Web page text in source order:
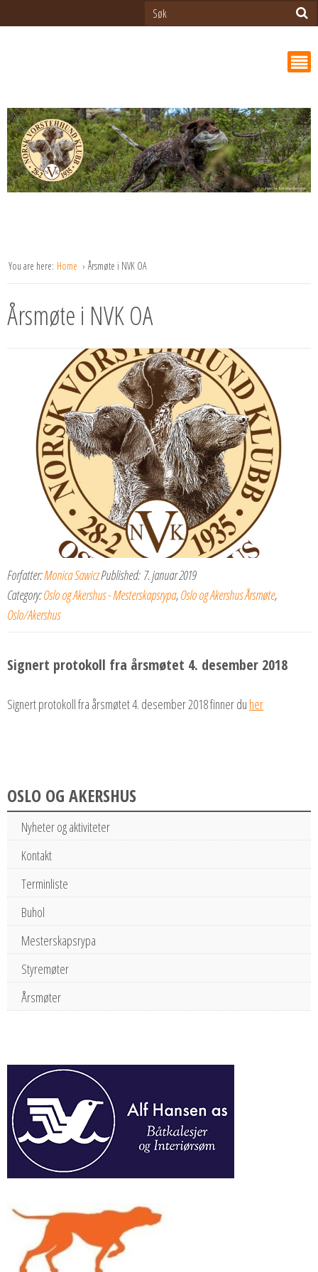
You are here: Home Årsmøte i NVK OA
Årsmøte i NVK OA
Forfatter:Monica SawiczPublished: 7. januar 2019
Category:Oslo og Akershus - Mesterskapsrypa,Oslo og Akershus Årsmøte,
Oslo/Akershus
Signert protokoll fra årsmøtet 4. desember 2018
Signert protokoll fra årsmøtet 4. desember 2018 finner du her
OSLO OG AKERSHUS
Nyheter og aktiviteter
Kontakt
Terminliste
Buhol
Mesterskapsrypa
Styremøter
Årsmøter